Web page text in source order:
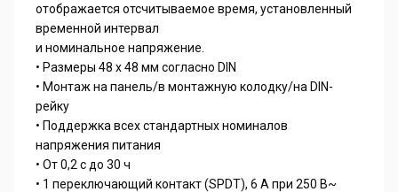
отображается отсчитываемое время, установленный
временной интервал
и номинальное напряжение.
• Размеры 48 x 48 мм согласно DIN
• Монтаж на панель/в монтажную колодку/на DIN-
рейку
• Поддержка всех стандартных номиналов
напряжения питания
• От 0,2 с до 30 ч
• 1 переключающий контакт (SPDT), 6 А при 250 В~